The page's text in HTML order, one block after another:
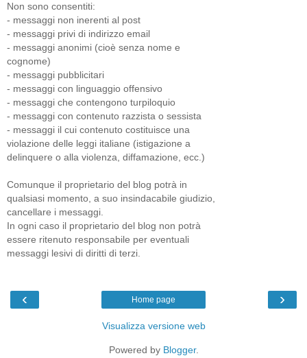
Non sono consentiti:
- messaggi non inerenti al post
- messaggi privi di indirizzo email
- messaggi anonimi (cioè senza nome e
cognome)
- messaggi pubblicitari
- messaggi con linguaggio offensivo
- messaggi che contengono turpiloquio
- messaggi con contenuto razzista o sessista
- messaggi il cui contenuto costituisce una
violazione delle leggi italiane (istigazione a
delinquere o alla violenza, diffamazione, ecc.)
Comunque il proprietario del blog potrà in
qualsiasi momento, a suo insindacabile giudizio,
cancellare i messaggi.
In ogni caso il proprietario del blog non potrà
essere ritenuto responsabile per eventuali
messaggi lesivi di diritti di terzi.
‹ ›
Home page
Visualizza versione web
Powered by Blogger.